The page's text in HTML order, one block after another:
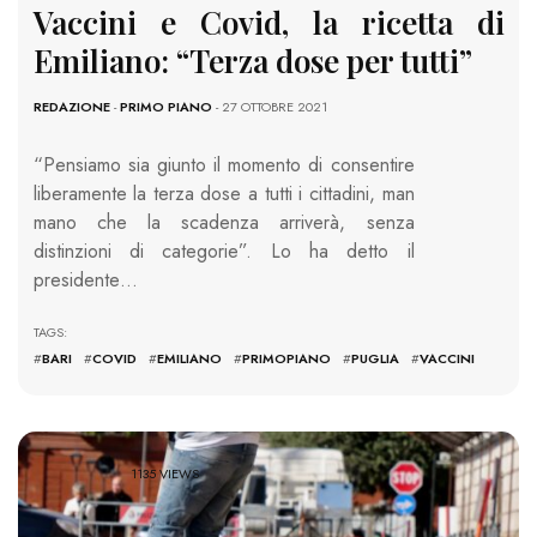
Vaccini e Covid, la ricetta di
Emiliano: “Terza dose per tutti”
REDAZIONE-PRIMO PIANO - 27 OTTOBRE 2021
“Pensiamo sia giunto il momento di consentire
liberamente la terza dose a tutti i cittadini, man
mano che la scadenza arriverà, senza
distinzioni di categorie”. Lo ha detto il
presidente…
TAGS:
#BARI #COVID #EMILIANO #PRIMOPIANO #PUGLIA #VACCINI
1135 VIEWS